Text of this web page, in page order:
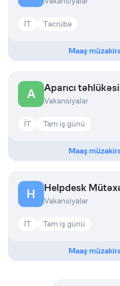
İT Təcrübə
Maaş
A Aparıcı
Vakansiyalar
İT Tam iş günü
Maaş
H Helpdesk
Vakansiyalar
İT Tam iş günü
Maaş